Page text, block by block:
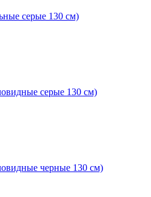
серые 130 см)
серые 130 см)
черные 130 см)